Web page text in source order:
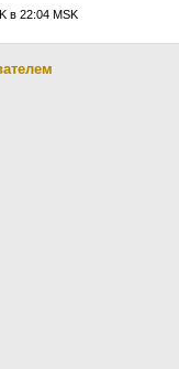
в 22:04 MSK